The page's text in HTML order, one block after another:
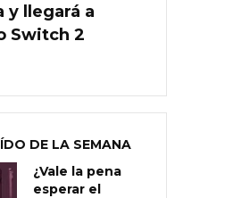
y llegará a
Switch 2
DE LA SEMANA
¿Vale la pena
esperar el